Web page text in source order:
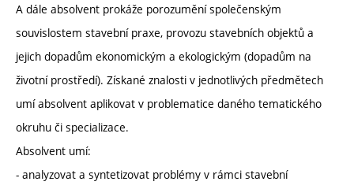
A dále absolvent prokáže porozumění společenským
souvislostem stavební praxe, provozu stavebních objektů a
jejich dopadům ekonomickým a ekologickým (dopadům na
životní prostředí). Získané znalosti v jednotlivých předmětech
umí absolvent aplikovat v problematice daného tematického
okruhu či specializace.
Absolvent umí:
- analyzovat a syntetizovat problémy v rámci stavební